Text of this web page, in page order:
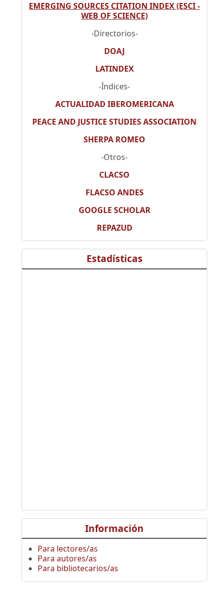
EMERGING SOURCES CITATION INDEX (ESCI -
WEB OF SCIENCE)
-Directorios-
DOAJ
LATINDEX
-Índices-
ACTUALIDAD IBEROMERICANA
PEACE AND JUSTICE STUDIES ASSOCIATION
SHERPA ROMEO
-Otros-
CLACSO
FLACSO ANDES
GOOGLE SCHOLAR
REPAZUD
Estadísticas
Información
Para lectores/as
Para autores/as
Para bibliotecarios/as